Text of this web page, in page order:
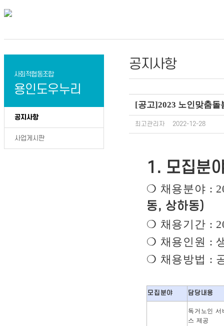
사회적협동조합
용인도우누리
공지사항
사업게시판
공지사항
[공고]2023 노인맞춤돌
최고관리자 2022-12-28
1. 모집분
❍ 채용분야 :
동, 상하동)
❍ 채용기간 :
❍ 채용인원 :
❍ 채용방법 :
모집분야 담당내용
독거노인 서
스 제공